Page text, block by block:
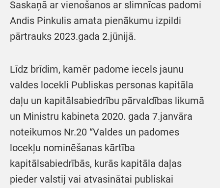
Saskaņā ar vienošanos ar slimnīcas padomi
Andis Pinkulis amata pienākumu izpildi
pārtrauks 2023.gada 2.jūnijā.
Līdz brīdim, kamēr padome iecels jaunu
valdes locekli Publiskas personas kapitāla
daļu un kapitālsabiedrību pārvaldības likumā
un Ministru kabineta 2020. gada 7.janvāra
noteikumos Nr.20 “Valdes un padomes
locekļu nominēšanas kārtība
kapitālsabiedrībās, kurās kapitāla daļas
pieder valstij vai atvasinātai publiskai